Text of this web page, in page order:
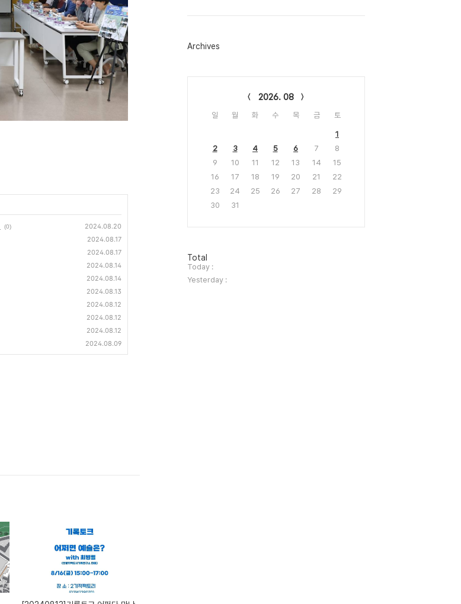
(0) 2024.08.20
2024.08.17
2024.08.17
2024.08.14
2024.08.14
2024.08.13
2024.08.12
2024.08.12
2024.08.12
2024.08.09
그
Archives
2026. 08
일 월 화 수 목 금 토
1
2
3 4 5 6 7
8
9
10 11 12 13 14
15
16
17 18 19 20 21
22
23
24 25 26 27 28
29
30
31
방
문
자
수
Total
Today :
Yesterday :